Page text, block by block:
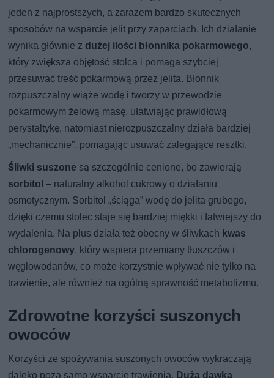
jeden z najprostszych, a zarazem bardzo skutecznych
sposobów na wsparcie jelit przy zaparciach. Ich działanie
wynika głównie z dużej ilości błonnika pokarmowego,
który zwiększa objętość stolca i pomaga szybciej
przesuwać treść pokarmową przez jelita. Błonnik
rozpuszczalny wiąże wodę i tworzy w przewodzie
pokarmowym żelową masę, ułatwiając prawidłową
perystaltykę, natomiast nierozpuszczalny działa bardziej
„mechanicznie”, pomagając usuwać zalegające resztki.
Śliwki suszone są szczególnie cenione, bo zawierają
sorbitol – naturalny alkohol cukrowy o działaniu
osmotycznym. Sorbitol „ściąga” wodę do jelita grubego,
dzięki czemu stolec staje się bardziej miękki i łatwiejszy do
wydalenia. Na plus działa też obecny w śliwkach kwas
chlorogenowy, który wspiera przemiany tłuszczów i
węglowodanów, co może korzystnie wpływać nie tylko na
trawienie, ale również na ogólną sprawność metabolizmu.
Zdrowotne korzyści suszonych
owoców
Korzyści ze spożywania suszonych owoców wykraczają
daleko poza samo wsparcie trawienia. Duża dawka